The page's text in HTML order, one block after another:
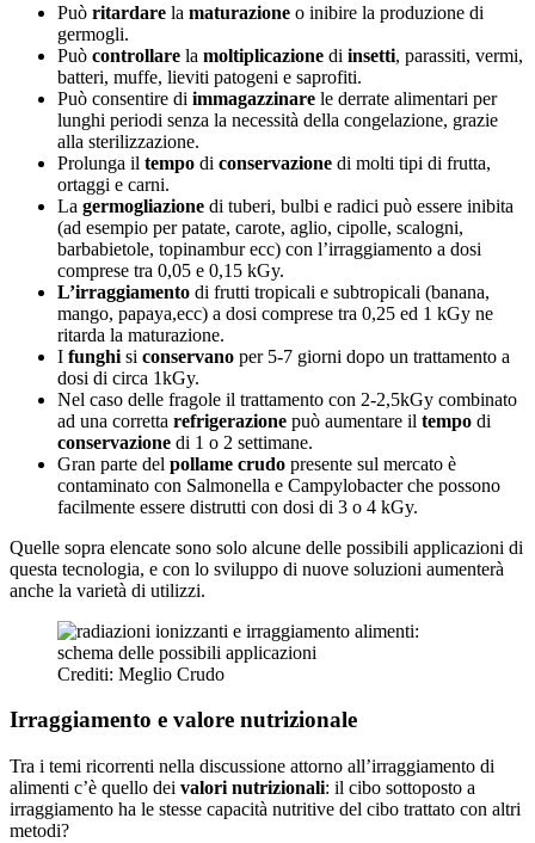
Può ritardare la maturazione o inibire la produzione di
germogli.
Può controllare la moltiplicazione di insetti, parassiti, vermi,
batteri, muffe, lieviti patogeni e saprofiti.
Può consentire di immagazzinare le derrate alimentari per
lunghi periodi senza la necessità della congelazione, grazie
alla sterilizzazione.
Prolunga il tempo di conservazione di molti tipi di frutta,
ortaggi e carni.
La germogliazione di tuberi, bulbi e radici può essere inibita
(ad esempio per patate, carote, aglio, cipolle, scalogni,
barbabietole, topinambur ecc) con l’irraggiamento a dosi
comprese tra 0,05 e 0,15 kGy.
L’irraggiamento di frutti tropicali e subtropicali (banana,
mango, papaya,ecc) a dosi comprese tra 0,25 ed 1 kGy ne
ritarda la maturazione.
I funghi si conservano per 5-7 giorni dopo un trattamento a
dosi di circa 1kGy.
Nel caso delle fragole il trattamento con 2-2,5kGy combinato
ad una corretta refrigerazione può aumentare il tempo di
conservazione di 1 o 2 settimane.
Gran parte del pollame crudo presente sul mercato è
contaminato con Salmonella e Campylobacter che possono
facilmente essere distrutti con dosi di 3 o 4 kGy.
Quelle sopra elencate sono solo alcune delle possibili applicazioni di
questa tecnologia, e con lo sviluppo di nuove soluzioni aumenterà
anche la varietà di utilizzi.
Crediti: Meglio Crudo
Irraggiamento e valore nutrizionale
Tra i temi ricorrenti nella discussione attorno all’irraggiamento di
alimenti c’è quello dei valori nutrizionali: il cibo sottoposto a
irraggiamento ha le stesse capacità nutritive del cibo trattato con altri
metodi?